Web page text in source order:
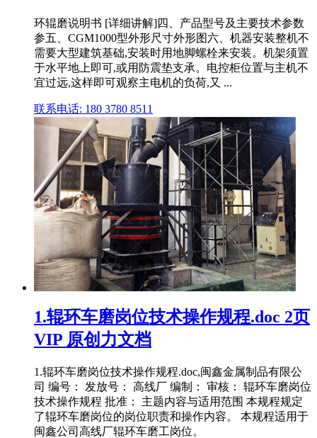
环辊磨说明书 [详细讲解]四、产品型号及主要技术参数
参五、CGM1000型外形尺寸外形图六、机器安装整机不
需要大型建筑基础,安装时用地脚螺栓来安装。机架须置
于水平地上即可,或用防震垫支承。电控柜位置与主机不
宜过远,这样即可观察主电机的负荷,又 ...
联系电话: 180 3780 8511
1.辊环车磨岗位技术操作规程.doc 2页
VIP 原创力文档
1.辊环车磨岗位技术操作规程.doc,闽鑫金属制品有限公
司 编号： 发放号： 高线厂 编制： 审核： 辊环车磨岗位
技术操作规程 批准： 主题内容与适用范围 本规程规定
了辊环车磨岗位的岗位职责和操作内容。 本规程适用于
闽鑫公司高线厂辊环车磨工岗位。